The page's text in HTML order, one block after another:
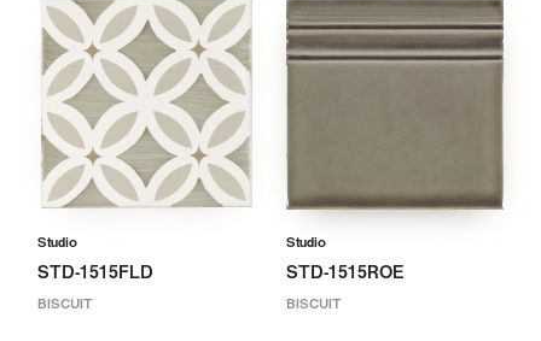
Studio
STD-1515FLD
BISCUIT
Studio
STD-1515ROE
BISCUIT